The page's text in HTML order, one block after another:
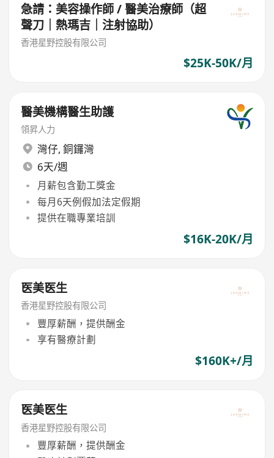
急請：美容操作師 / 醫美治療師（超
聲刀｜熱瑪吉｜注射協助）
香港星野控股有限公司
$25K-50K/月
醫美機構醫生助護
領昇人力
灣仔, 銅鑼灣
6天/週
月薪包含勤工獎金
每月6天例假加法定假期
提供在職專業培訓
$16K-20K/月
医美医生
香港星野控股有限公司
豐厚薪酬，提供酬金
享有醫療計劃
$160K+/月
医美医生
香港星野控股有限公司
豐厚薪酬，提供酬金